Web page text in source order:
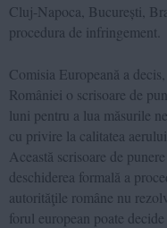
Cluj-Napoca, București,
procedura de infringement.
Comisia Europeană a
României o scrisoare de
luni pentru a lua măsurile
cu privire la calitatea
Această scrisoare de
deschiderea formală a
autorităţile române nu
forul european poate